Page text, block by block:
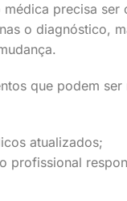
precisa ser
o diagnóstico,
que podem ser
atualizados;
profissional